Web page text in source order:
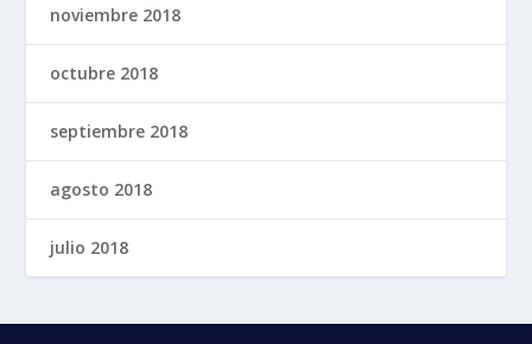
noviembre 2018
octubre 2018
septiembre 2018
agosto 2018
julio 2018